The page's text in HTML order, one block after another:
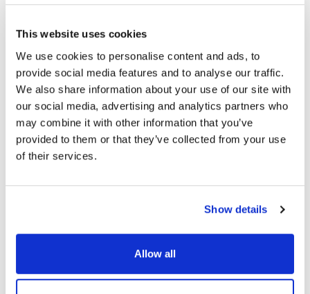
This website uses cookies
We use cookies to personalise content and ads, to
provide social media features and to analyse our traffic.
We also share information about your use of our site with
our social media, advertising and analytics partners who
may combine it with other information that you’ve
provided to them or that they’ve collected from your use
of their services.
Show details
Allow all